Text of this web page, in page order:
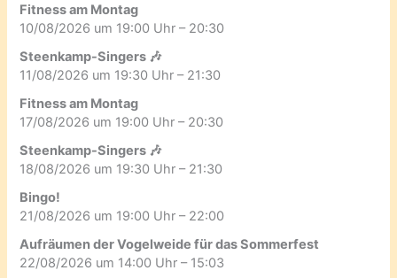
Fitness am Montag
10/08/2026 um 19:00 Uhr – 20:30
Steenkamp-Singers 🎶
11/08/2026 um 19:30 Uhr – 21:30
Fitness am Montag
17/08/2026 um 19:00 Uhr – 20:30
Steenkamp-Singers 🎶
18/08/2026 um 19:30 Uhr – 21:30
Bingo!
21/08/2026 um 19:00 Uhr – 22:00
Aufräumen der Vogelweide für das Sommerfest
22/08/2026 um 14:00 Uhr – 15:03